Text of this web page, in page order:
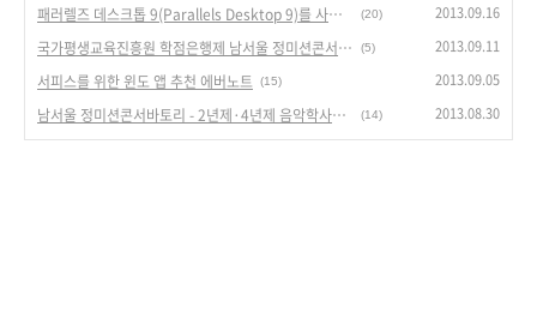
패러렐즈 데스크톱 9(Parallels Desktop 9)를 사용하면서 좋은 점 (20) 2013.09.16
국가평생교육진흥원 학점은행제 남서울 정미션콘서바토리 2013년 2학기 신입 수강신청안내 (5) 2013.09.11
서피스를 위한 윈도 앱 추천 에버노트 (15) 2013.09.05
남서울 정미션콘서바토리 - 2년제·4년제 음악학사학위과정 신입생모집 (14) 2013.08.30